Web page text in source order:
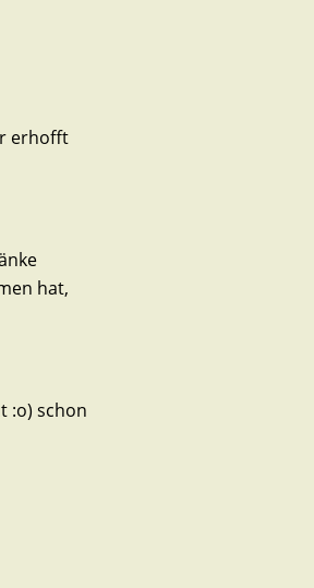
erhofft
hat,
:o) schon